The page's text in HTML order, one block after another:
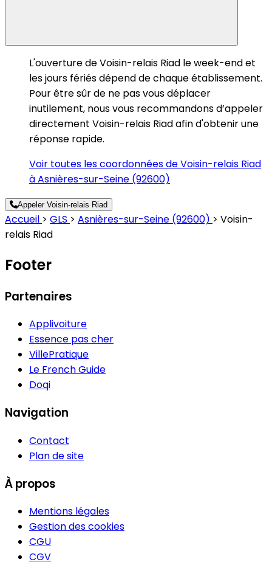
L'ouverture de Voisin-relais Riad le week-end et
les jours fériés dépend de chaque établissement.
Pour être sûr de ne pas vous déplacer
inutilement, nous vous recommandons d’appeler
directement Voisin-relais Riad afin d'obtenir une
réponse rapide.
Voir toutes les coordonnées de Voisin-relais Riad
à Asnières-sur-Seine (92600)
Appeler Voisin-relais Riad
Accueil > GLS > Asnières-sur-Seine (92600) > Voisin-
relais Riad
Footer
Partenaires
Applivoiture
Essence pas cher
VillePratique
Le French Guide
Doqi
Navigation
Contact
Plan de site
À propos
Mentions légales
Gestion des cookies
CGU
CGV